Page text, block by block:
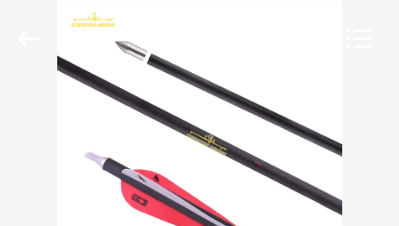
PRODUTOS